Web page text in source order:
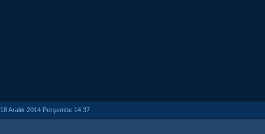
18 Aralık 2014 Perşembe 14:37